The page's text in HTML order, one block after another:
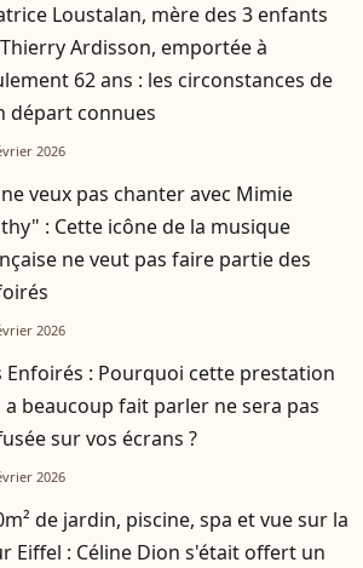
Loustalan, mère des 3 enfants
Ardisson, emportée à
62 ans : les circonstances de
départ connues
2026
ne veux pas chanter avec Mimie
: Cette icône de la musique
ne veut pas faire partie des
2026
Enfoirés : Pourquoi cette prestation
a beaucoup fait parler ne sera pas
sur vos écrans ?
2026
de jardin, piscine, spa et vue sur la
Eiffel : Céline Dion s'était offert un